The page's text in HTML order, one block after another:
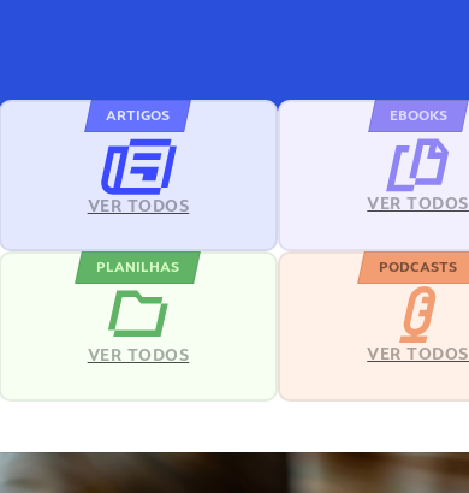
ARTIGOS
VER TODOS
EBOOKS
VER TODOS
PLANILHAS
VER TODOS
PODCASTS
VER TODOS